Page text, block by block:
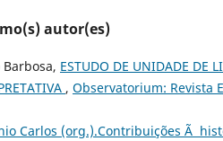
autor(es)
ESTUDO DE UNIDADE DE
, Observatorium: Revista
Carlos (org.).Contribuições Ã